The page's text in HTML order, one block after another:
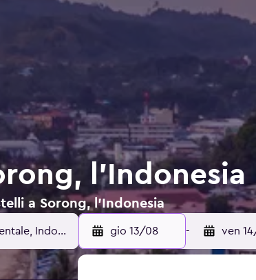
l'Indonesia
a Sorong, l'Indonesia
gio 13/08 - ven